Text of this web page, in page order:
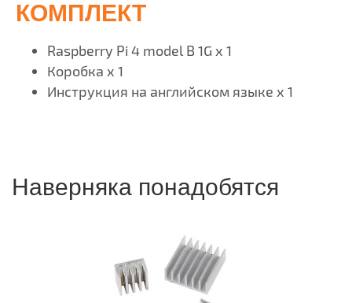
КОМПЛЕКТ
Raspberry Pi 4 model B 1G х 1
Коробка х 1
Инструкция на английском языке х 1
Наверняка понадобятся